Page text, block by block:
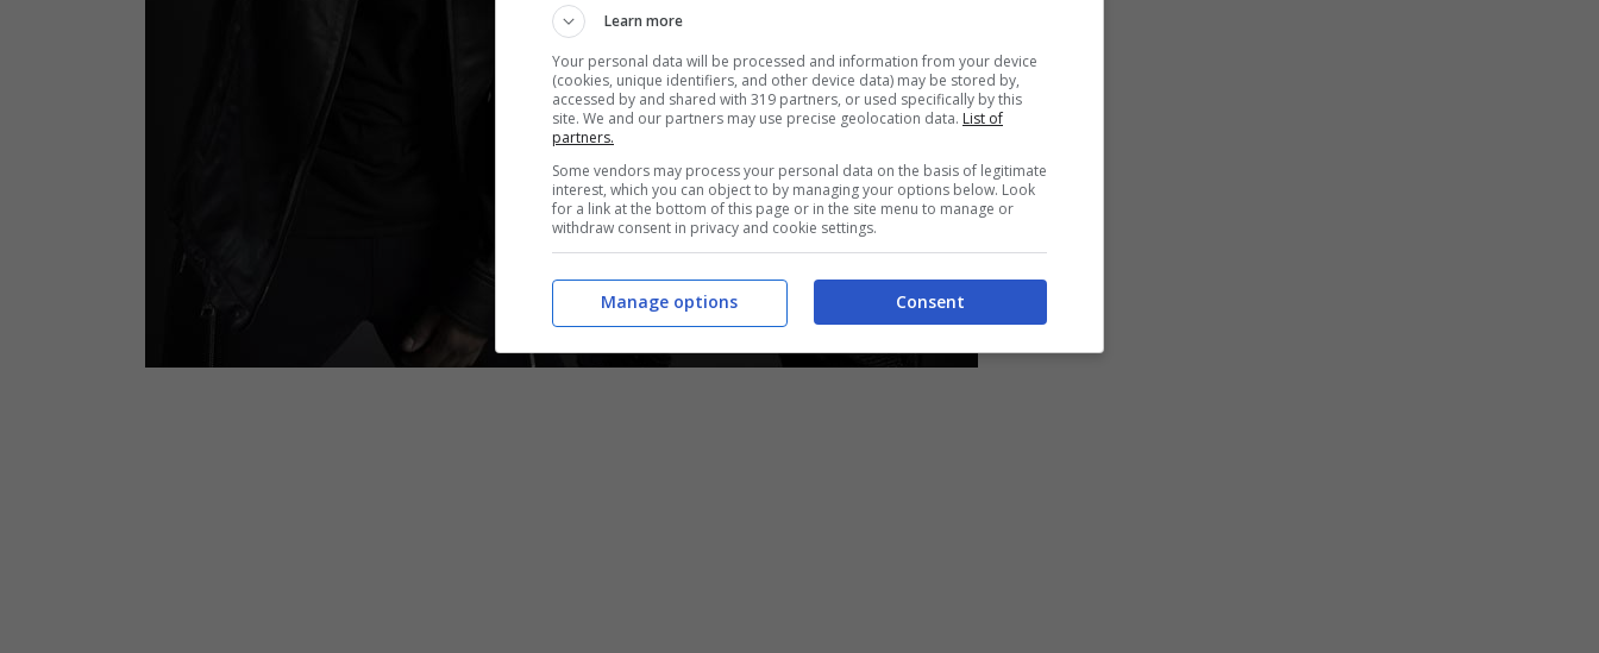
Learn more
Your personal data will be processed and information from your device
(cookies, unique identifiers, and other device data) may be stored by,
accessed by and shared with 319 partners, or used specifically by this
site. We and our partners may use precise geolocation data. List of
partners.
Some vendors may process your personal data on the basis of legitimate
interest, which you can object to by managing your options below. Look
for a link at the bottom of this page or in the site menu to manage or
withdraw consent in privacy and cookie settings.
Consent
Manage options